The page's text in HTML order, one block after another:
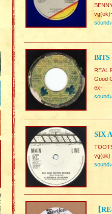
sound♪
BITS
REAL
Good
ex-
sound♪
SIX
vg(ok)
sound♪
【